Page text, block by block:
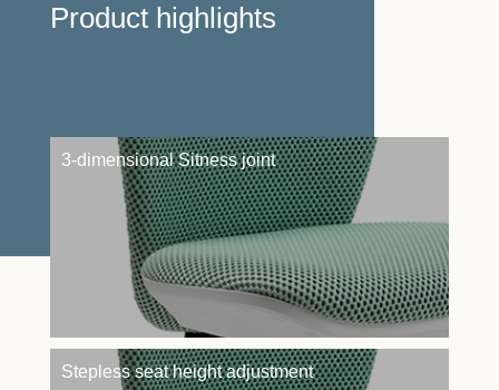
Product highlights
3-dimensional Sitness joint
Stepless seat height adjustment